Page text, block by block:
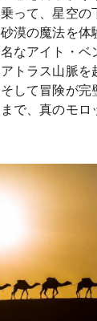
って、星空
漠の魔法を体
なアイト・ベ
トラス山脈を
して冒険が完
で、真のモロ